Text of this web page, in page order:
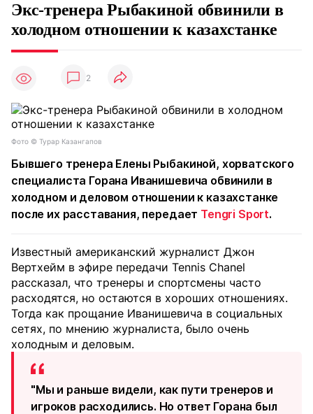
Экс-тренера Рыбакиной обвинили в
холодном отношении к казахстанке
2
Фото ©️ Турар Казангапов
Бывшего тренера Елены Рыбакиной, хорватского
специалиста Горана Иванишевича обвинили в
холодном и деловом отношении к казахстанке
после их расставания, передает Tengri Sport.
Известный американский журналист Джон
Вертхейм в эфире передачи Tennis Chanel
рассказал, что тренеры и спортсмены часто
расходятся, но остаются в хороших отношениях.
Тогда как прощание Иванишевича в социальных
сетях, по мнению журналиста, было очень
холодным и деловым.
"Мы и раньше видели, как пути тренеров и
игроков расходились. Но ответ Горана был